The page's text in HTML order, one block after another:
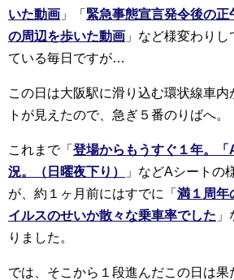
いた動画 」「 緊急事態宣言発令後の
の周辺を歩いた動画 」など様変わり
ている毎日ですが…
この日は大阪駅に滑り込む環状線車
トが見えたので、急ぎ５番のりばへ。
これまで「 登場からもうすぐ１年。
況。（日曜夜下り）
」などAシートの
が、約１ヶ月前にはすでに「 満１周年
イルスのせいか散々な乗車率でした
りました。
では、そこから１段進んだこの日は